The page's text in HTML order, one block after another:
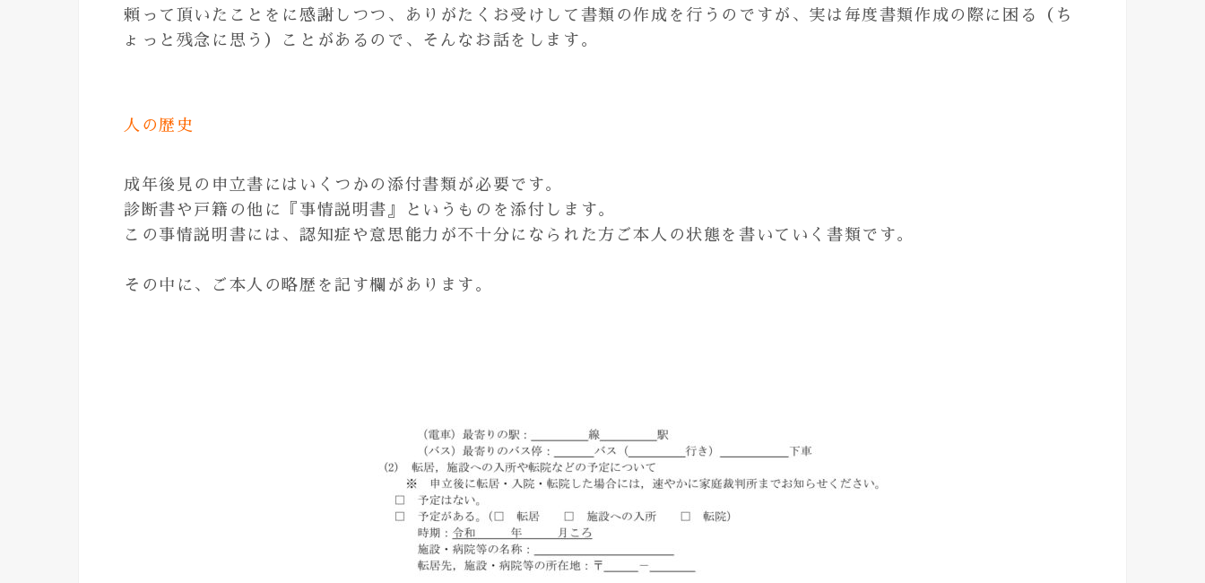
頼って頂いたことをに感謝しつつ、ありがたくお受けして書類の作成を行うのですが、実は毎度書類作成の際に困る（ち
ょっと残念に思う）ことがあるので、そんなお話をします。
人の歴史
成年後見の申立書にはいくつかの添付書類が必要です。
診断書や戸籍の他に『事情説明書』というものを添付します。
この事情説明書には、認知症や意思能力が不十分になられた方ご本人の状態を書いていく書類です。
その中に、ご本人の略歴を記す欄があります。